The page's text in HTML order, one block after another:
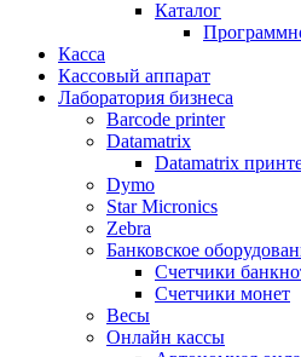
Каталог
Касса
Кассовый аппарат
Лаборатория бизнеса
Barcode printer
Datamatrix
Datamatrix
Dymo
Star Micronics
Zebra
Банковское
Счетчики
Счетчики монет
Весы
Онлайн кассы